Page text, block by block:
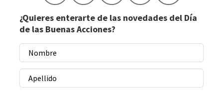
¿Quieres enterarte de las novedades del Día
de las Buenas Acciones?